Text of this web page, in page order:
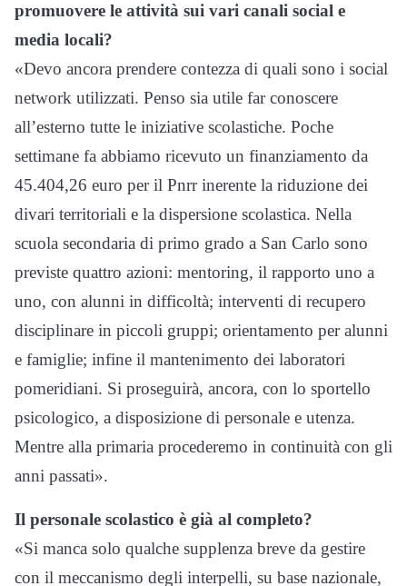
promuovere le attività sui vari canali social e
media locali?
«Devo ancora prendere contezza di quali sono i social
network utilizzati. Penso sia utile far conoscere
all’esterno tutte le iniziative scolastiche. Poche
settimane fa abbiamo ricevuto un finanziamento da
45.404,26 euro per il Pnrr inerente la riduzione dei
divari territoriali e la dispersione scolastica. Nella
scuola secondaria di primo grado a San Carlo sono
previste quattro azioni: mentoring, il rapporto uno a
uno, con alunni in difficoltà; interventi di recupero
disciplinare in piccoli gruppi; orientamento per alunni
e famiglie; infine il mantenimento dei laboratori
pomeridiani. Si proseguirà, ancora, con lo sportello
psicologico, a disposizione di personale e utenza.
Mentre alla primaria procederemo in continuità con gli
anni passati».
Il personale scolastico è già al completo?
«Si manca solo qualche supplenza breve da gestire
con il meccanismo degli interpelli, su base nazionale,